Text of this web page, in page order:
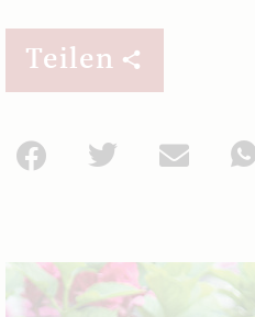
Teilen
Facebook
Twitter Mail